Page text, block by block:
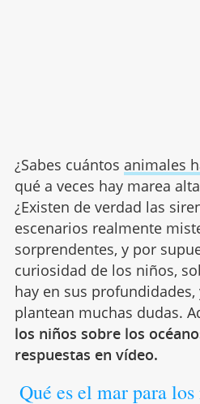
¿Sabes cuántos animales
qué a veces hay marea
¿Existen de verdad las
escenarios realmente
sorprendentes, y por
curiosidad de los niños,
hay en sus
plantean muchas dudas.
los niños sobre los
respuestas en vídeo.
Qué es el mar para